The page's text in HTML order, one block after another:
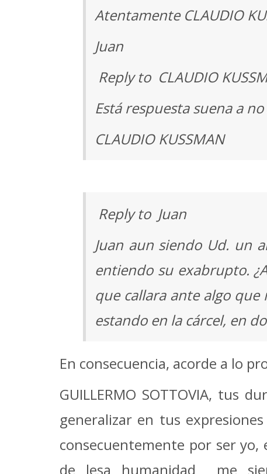
Atentamente CLAUDIO
Juan
Reply to CLAUDIO
Está respuesta suena a
CLAUDIO KUSSMAN
Reply to Juan
Juan aun siendo Ud. un
entiendo su exabrupto.
que callara ante algo
estando en la cárcel, en
En consecuencia, acorde a lo
GUILLERMO SOTTOVIA,
generalizar en tus
consecuentemente por ser
de lesa humanidad me